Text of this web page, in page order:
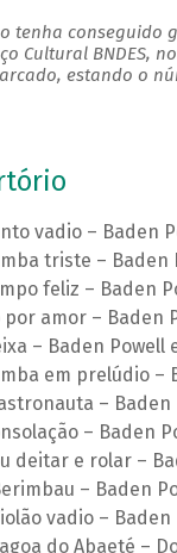
tenha conseguido
Cultural BNDES,
estando o
vadio – Baden
triste – Baden
feliz – Baden
por amor – Baden
– Baden Powell
em prelúdio –
– Baden
– Baden
deitar e rolar –
– Baden
vadio –
do Abaeté –